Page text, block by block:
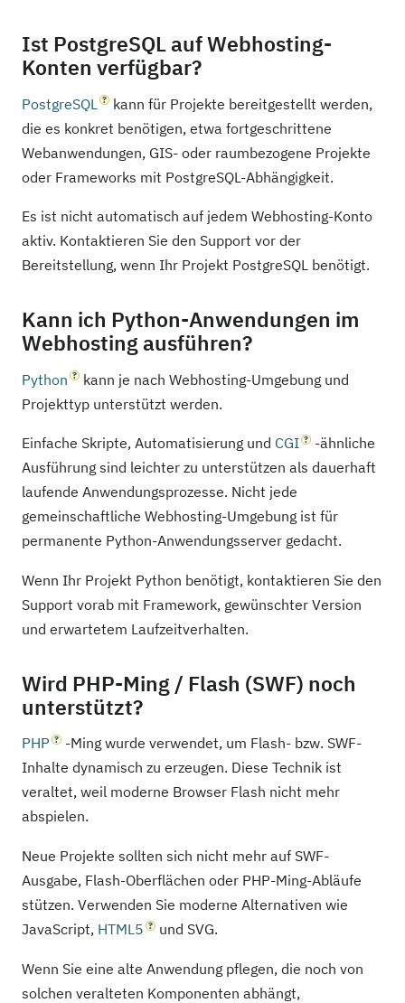
Ist PostgreSQL auf Webhosting-
Konten verfügbar?
PostgreSQL
kann für Projekte bereitgestellt werden,
die es konkret benötigen, etwa fortgeschrittene
Webanwendungen, GIS- oder raumbezogene Projekte
oder Frameworks mit PostgreSQL-Abhängigkeit.
Es ist nicht automatisch auf jedem Webhosting-Konto
aktiv. Kontaktieren Sie den Support vor der
Bereitstellung, wenn Ihr Projekt PostgreSQL benötigt.
Kann ich Python-Anwendungen im
Webhosting ausführen?
Python
kann je nach Webhosting-Umgebung und
Projekttyp unterstützt werden.
Einfache Skripte, Automatisierung und CGI
-ähnliche
Ausführung sind leichter zu unterstützen als dauerhaft
laufende Anwendungsprozesse. Nicht jede
gemeinschaftliche Webhosting-Umgebung ist für
permanente Python-Anwendungsserver gedacht.
Wenn Ihr Projekt Python benötigt, kontaktieren Sie den
Support vorab mit Framework, gewünschter Version
und erwartetem Laufzeitverhalten.
Wird PHP-Ming / Flash (SWF) noch
unterstützt?
PHP
-Ming wurde verwendet, um Flash- bzw. SWF-
Inhalte dynamisch zu erzeugen. Diese Technik ist
veraltet, weil moderne Browser Flash nicht mehr
abspielen.
Neue Projekte sollten sich nicht mehr auf SWF-
Ausgabe, Flash-Oberflächen oder PHP-Ming-Abläufe
stützen. Verwenden Sie moderne Alternativen wie
JavaScript, HTML5 und SVG.
Wenn Sie eine alte Anwendung pflegen, die noch von
solchen veralteten Komponenten abhängt,